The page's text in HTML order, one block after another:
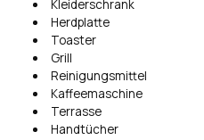
Kleiderschrank
Herdplatte
Toaster
Grill
Reinigungsmittel
Kaffeemaschine
Terrasse
Handtücher